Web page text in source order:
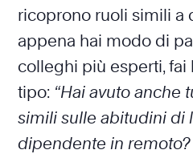
ricoprono ruoli simili a
appena hai modo di
colleghi più esperti,
tipo: “Hai avuto anche
simili sulle abitudini di
dipendente in remoto?